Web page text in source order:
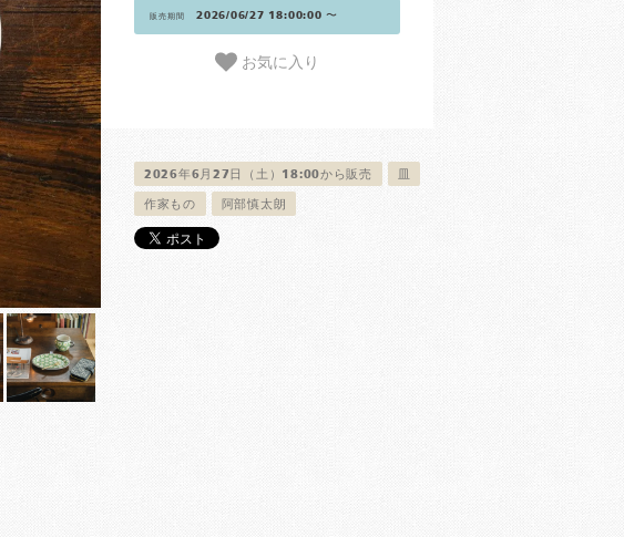
販売期間 2026/06/27 18:00:00 〜
お気に入り
2026年6月27日（土）18:00から販売
作家もの 阿部慎太朗